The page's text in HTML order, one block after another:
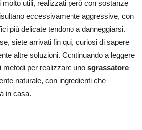
utili, realizzati però con sostanze
eccessivamente aggressive, con
più delicate tendono a danneggiarsi.
siete arrivati fin qui, curiosi di sapere
altre soluzioni. Continuando a leggere
metodi per realizzare uno sgrassatore
naturale, con ingredienti che
in casa.